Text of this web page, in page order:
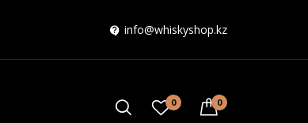
info@whiskyshop.kz
0 0